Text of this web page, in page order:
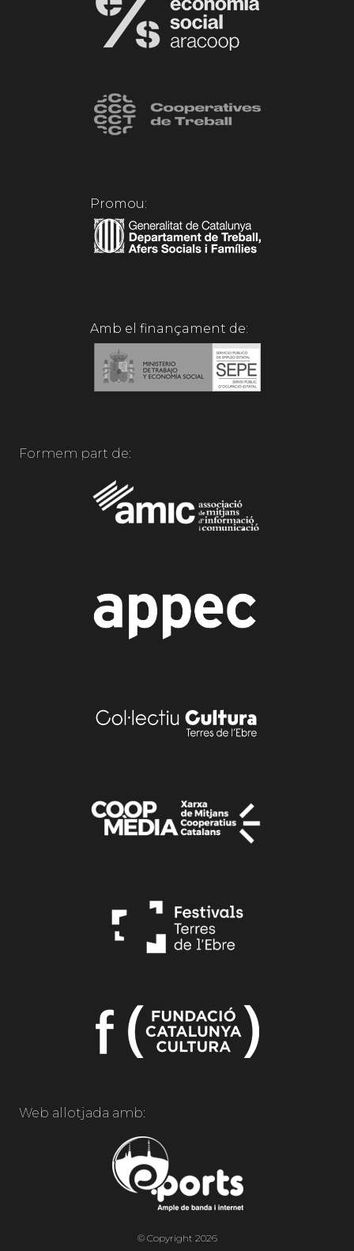
Promou:
Amb el finançament de:
Formem part de:
Web allotjada amb:
© Copyright 2026